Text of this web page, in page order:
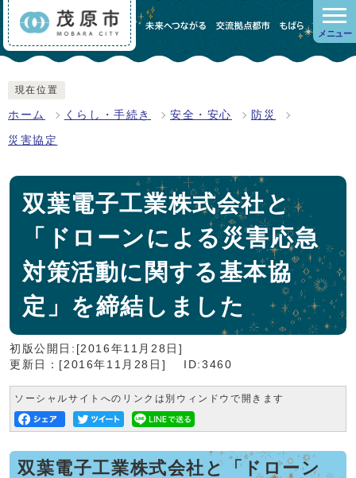
メニュー
現在位置
ホーム くらし・手続き 安全・安心 防災
災害協定
双葉電子工業株式会社と
「ドローンによる災害応急
対策活動に関する基本協
定」を締結しました
初版公開日:[2016年11月28日]
更新日：[2016年11月28日]
ID:3460
ソーシャルサイトへのリンクは別ウィンドウで開きます
双葉電子工業株式会社と「ドローン